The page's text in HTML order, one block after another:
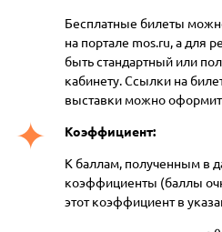
Бесплатные билеты
на портале mos.ru, а для
быть стандартный или
кабинету. Ссылки на
выставки можно
Коэффициент:
К баллам, полученным в
коэффициенты (баллы
этот коэффициент в